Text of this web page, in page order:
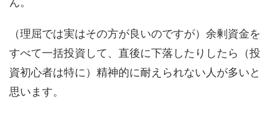
（理屈では実はその方が良いのですが）余剰資金を
すべて一括投資して、直後に下落したりしたら（投
資初心者は特に）精神的に耐えられない人が多いと
思います。